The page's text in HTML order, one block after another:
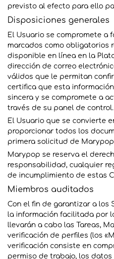
previsto al efecto para ello
Disposiciones generales
El Usuario se compromete a
marcados como obligatorios
disponible en línea en la
dirección de correo
válidos que le permitan
certifica que esta
sincera y se compromete a
través de su panel de control.
El Usuario que se convierte
proporcionar todos los
primera solicitud de
Marypop se reserva el
responsabilidad, cualquier
de incumplimiento de estas
Miembros auditados
Con el fin de garantizar a los
la información facilitada por
llevarán a cabo las Tareas,
verificación de perfiles (los
verificación consiste en
permiso de trabajo, los